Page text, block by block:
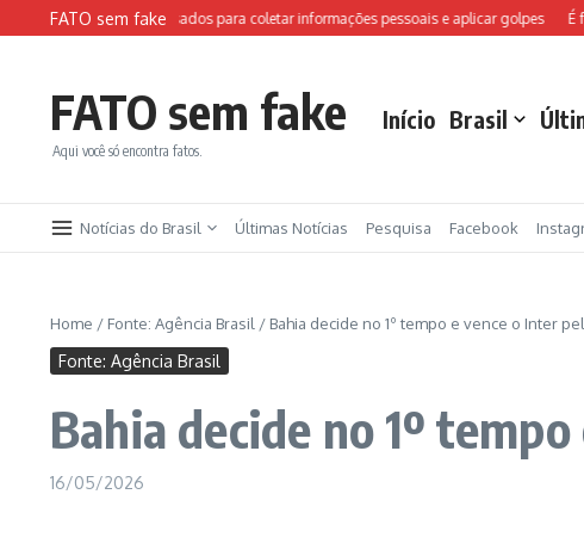
Ir para o conteúdo
FATO sem fake
falsos da FIFA são usados para coletar informações pessoais e aplicar golpes É
FATO sem fake
Aqui você só encontra fatos.
Início Brasil
Notícias do Brasil Últimas Notícias Pesquisa Facebook
Home / Fonte: Agência Brasil / Bahia decide no 1º tempo e vence o Inter
Fonte: Agência Brasil
Bahia decide no 1º
16/05/2026